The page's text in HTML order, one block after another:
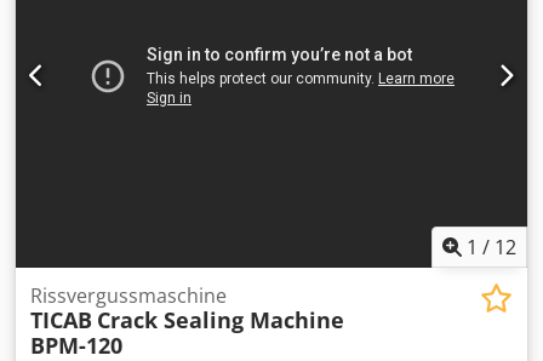
1 / 12
Rissvergussmaschine
TICAB Crack Sealing Machine
BPM-120